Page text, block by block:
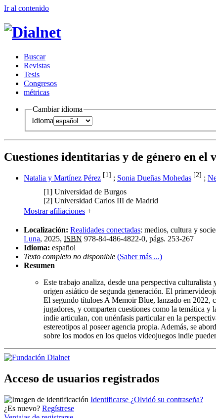
Ir al contenido
Buscar
Revistas
Tesis
Congresos
métricas
Cambiar idioma
Idioma
Cuestiones identitarias y de género en el
Natalia y Martínez Pérez [1] ; Sonia Dueñas Mohedas [2] ;
[1] Universidad de Burgos
[2] Universidad Carlos III de Madrid
Mostrar afiliaciones +
Localización: Realidades conectadas: medios, cultura y
Luna, 2025, ISBN 978-84-486-4822-0, págs. 253-267
Idioma: español
Texto completo no disponible (Saber más ...)
Resumen
Este trabajo analiza, desde una perspectiva
origen asiático de segunda generación. El
El segundo títuloes A Memoir Blue, lanzado en 2022,
jugadores, y comparten cuestiones como la temática y
indie articulan, con unénfasis particular en la
estereotipos al poseer agencia propia. Además, se
sobre los modos en los quelos videojuegos indie
Acceso de usuarios registrados
Identificarse ¿Olvidó su contraseña?
¿Es nuevo? Regístrese